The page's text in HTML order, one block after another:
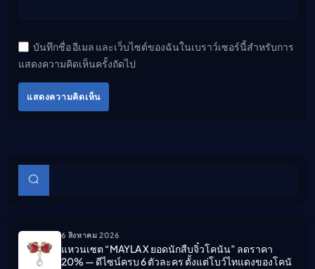
บันทึกชื่อ อีเมล และเว็บไซต์ของฉันในเบราว์เซอร์นี้สำหรับการ
แสดงความคิดเห็นครั้งถัดไป
แสดงความคิดเห็น
บทความย่อย
6 สิงหาคม 2026
แหวนเซต “MAYLA X ยอดนักสืบจิ๋วโคนัน” ลดราคา
20% — ดีไซน์ครบ 6 ตัวละคร ตั้งแต่โบว์ไทแดงของโคนั